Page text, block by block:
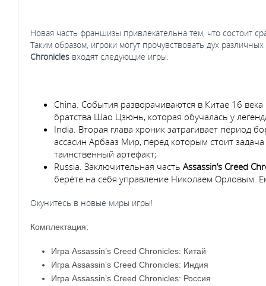
Новая часть франшизы привлекательна тем, что состоит
Таким образом, игроки могут прочувствовать дух
Chronicles входят следующие игры:
China. События разворачиваются в Китае 16
братства Шао Цзюнь, которая обучалась у
India. Вторая глава хроник затрагивает период
ассасин Арбааз Мир, перед которым стоит
таинственный артефакт;
Russia. Заключительная часть Assassin’s Creed
берёте на себя управление Николаем Орловым.
Окунитесь в новые миры игры!
Комплектация:
Игра Assassin’s Creed Chronicles: Китай
Игра Assassin’s Creed Chronicles: Индия
Игра Assassin’s Creed Chronicles: Россия